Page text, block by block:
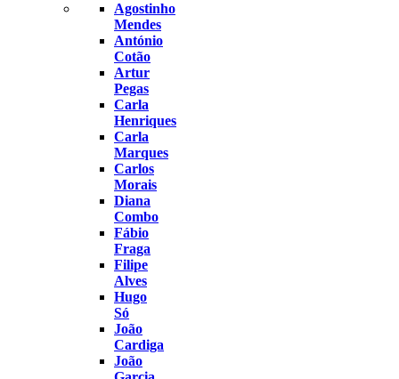
Agostinho
Mendes
António
Cotão
Artur
Pegas
Carla
Henriques
Carla
Marques
Carlos
Morais
Diana
Combo
Fábio
Fraga
Filipe
Alves
Hugo
Só
João
Cardiga
João